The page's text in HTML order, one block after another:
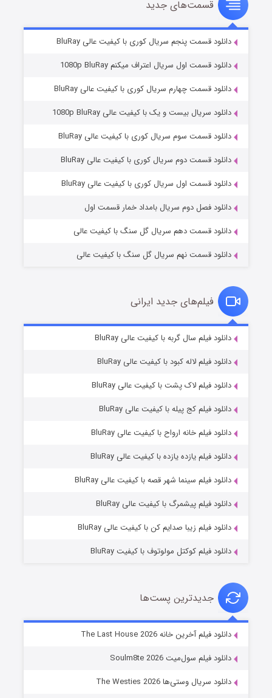
قسمت۸ (زیرنویس) منتشر شد
عملیات آپارتمان
قسمت۲ (زیرنویس) منتشر شد
قسمت۲ (زیرنویس) منتشر شد
شوگر فصل ۲
قسمت‌های جدید
دانلود قسمت پنجم سریال کوری با کیفیت عالی BluRay
دانلود قسمت اول سریال اعتراف میکنم 1080p BluRay
دانلود قسمت چهارم سریال کوری با کیفیت عالی BluRay
دانلود سریال بیست و یک با کیفیت عالی 1080p BluRay
دانلود قسمت سوم سریال کوری با کیفیت عالی BluRay
دانلود قسمت دوم سریال کوری با کیفیت عالی BluRay
دانلود قسمت اول سریال کوری با کیفیت عالی BluRay
دانلود فصل دوم سریال بامداد خمار قسمت اول
دانلود قسمت دهم سریال گل سنگ با کیفیت عالی
دانلود قسمت نهم سریال گل سنگ با کیفیت عالی
فیلم‌های جدید ایرانی
دانلود فیلم سال گربه با کیفیت عالی BluRay
دانلود فیلم لاله کبود با کیفیت عالی BluRay
دانلود فیلم لاک پشت با کیفیت عالی BluRay
دانلود فیلم کج‌ پیله با کیفیت عالی BluRay
دانلود فیلم خانه ارواح با کیفیت عالی BluRay
دانلود فیلم یازده یازده با کیفیت عالی BluRay
دانلود فیلم سینما شهر قصه با کیفیت عالی BluRay
دانلود فیلم پیشمرگ با کیفیت عالی BluRay
دانلود فیلم زیبا صدایم کن با کیفیت عالی BluRay
دانلود فیلم کوکتل مولوتوف با کیفیت BluRay
جدیدترین پست‌ها
دانلود فیلم آخرین خانه The Last House 2026
دانلود فیلم سول‌میت Soulm8te 2026
دانلود سریال وستی‌ها The Westies 2026